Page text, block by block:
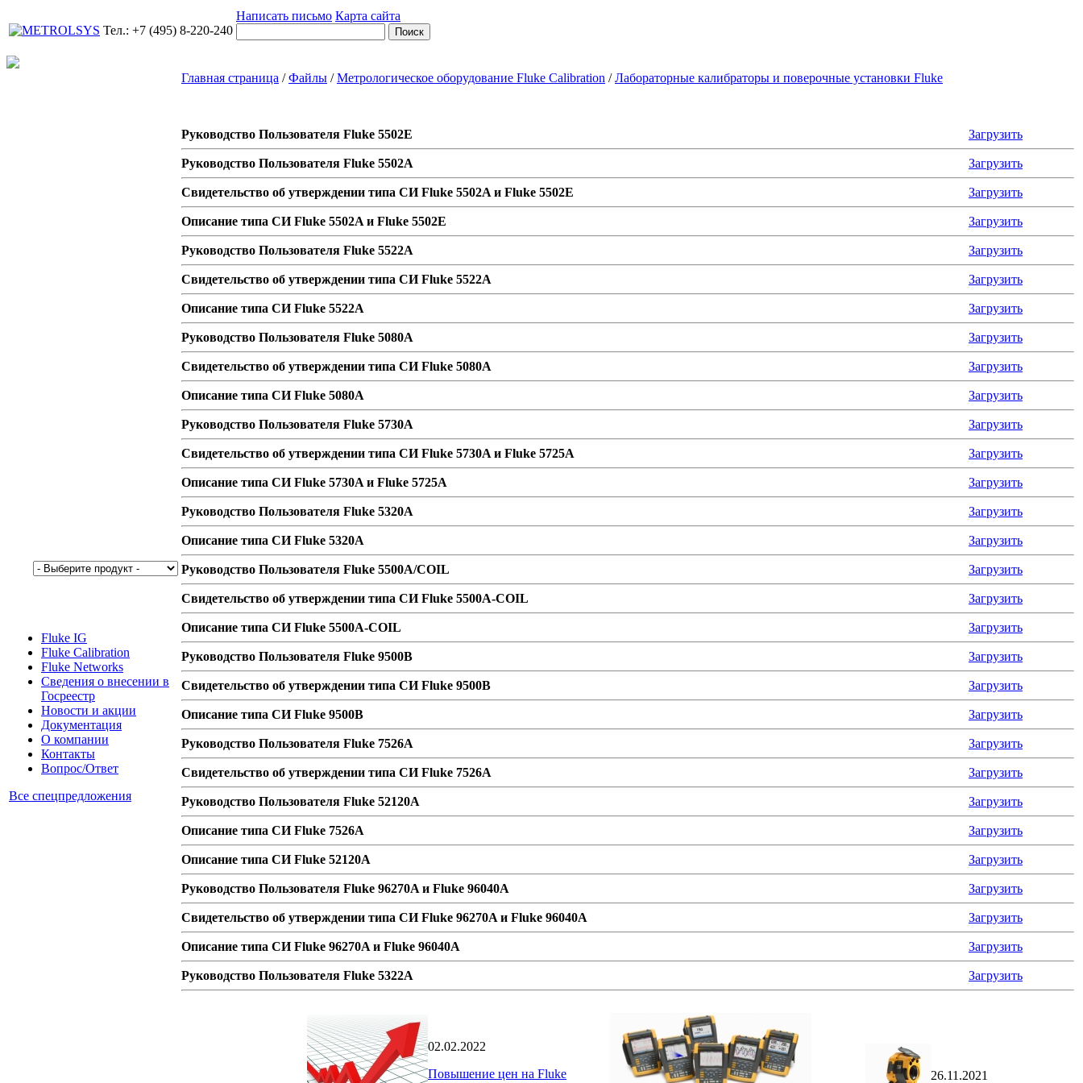
Тел.: +7 (495) 8-220-240
Написать письмо Карта сайта
Fluke IG
Fluke Calibration
Fluke Networks
Сведения о внесении в
Госреестр
Новости и акции
Документация
О компании
Контакты
Вопрос/Ответ
Все спецпредложения
Главная страница /Файлы /Метрологическое оборудование Fluke Calibration /Лабораторные калибраторы и поверочные установки Fluke
Руководство Пользователя Fluke 5502E Загрузить
Руководство Пользователя Fluke 5502A Загрузить
Свидетельство об утверждении типа СИ Fluke 5502A и Fluke 5502E Загрузить
Описание типа СИ Fluke 5502A и Fluke 5502E Загрузить
Руководство Пользователя Fluke 5522A Загрузить
Свидетельство об утверждении типа СИ Fluke 5522A Загрузить
Описание типа СИ Fluke 5522A Загрузить
Руководство Пользователя Fluke 5080A Загрузить
Свидетельство об утверждении типа СИ Fluke 5080A Загрузить
Описание типа СИ Fluke 5080A Загрузить
Руководство Пользователя Fluke 5730A Загрузить
Свидетельство об утверждении типа СИ Fluke 5730A и Fluke 5725A Загрузить
Описание типа СИ Fluke 5730A и Fluke 5725A Загрузить
Руководство Пользователя Fluke 5320A Загрузить
Описание типа СИ Fluke 5320A Загрузить
Руководство Пользователя Fluke 5500A/COIL Загрузить
Свидетельство об утверждении типа СИ Fluke 5500A-COIL Загрузить
Описание типа СИ Fluke 5500A-COIL Загрузить
Руководство Пользователя Fluke 9500B Загрузить
Свидетельство об утверждении типа СИ Fluke 9500B Загрузить
Описание типа СИ Fluke 9500B Загрузить
Руководство Пользователя Fluke 7526A Загрузить
Свидетельство об утверждении типа СИ Fluke 7526A Загрузить
Руководство Пользователя Fluke 52120A Загрузить
Описание типа СИ Fluke 7526A Загрузить
Описание типа СИ Fluke 52120A Загрузить
Руководство Пользователя Fluke 96270A и Fluke 96040A Загрузить
Свидетельство об утверждении типа СИ Fluke 96270A и Fluke 96040A Загрузить
Описание типа СИ Fluke 96270A и Fluke 96040A Загрузить
Руководство Пользователя Fluke 5322A Загрузить
02.02.2022
Повышение цен на Fluke
26.11.2021